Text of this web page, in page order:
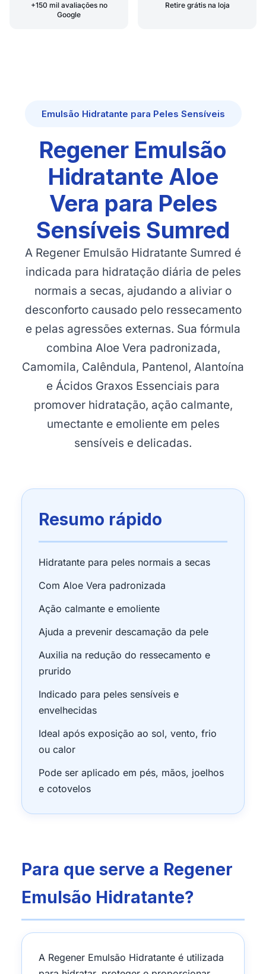
+150 mil avaliações no
Google
Retire grátis na loja
Emulsão Hidratante para Peles Sensíveis
Regener Emulsão
Hidratante Aloe
Vera para Peles
Sensíveis Sumred
A Regener Emulsão Hidratante Sumred é
indicada para hidratação diária de peles
normais a secas, ajudando a aliviar o
desconforto causado pelo ressecamento
e pelas agressões externas. Sua fórmula
combina Aloe Vera padronizada,
Camomila, Calêndula, Pantenol, Alantoína
e Ácidos Graxos Essenciais para
promover hidratação, ação calmante,
umectante e emoliente em peles
sensíveis e delicadas.
Resumo rápido
Hidratante para peles normais a secas
Com Aloe Vera padronizada
Ação calmante e emoliente
Ajuda a prevenir descamação da pele
Auxilia na redução do ressecamento e
prurido
Indicado para peles sensíveis e
envelhecidas
Ideal após exposição ao sol, vento, frio
ou calor
Pode ser aplicado em pés, mãos, joelhos
e cotovelos
Para que serve a Regener
Emulsão Hidratante?
A Regener Emulsão Hidratante é utilizada